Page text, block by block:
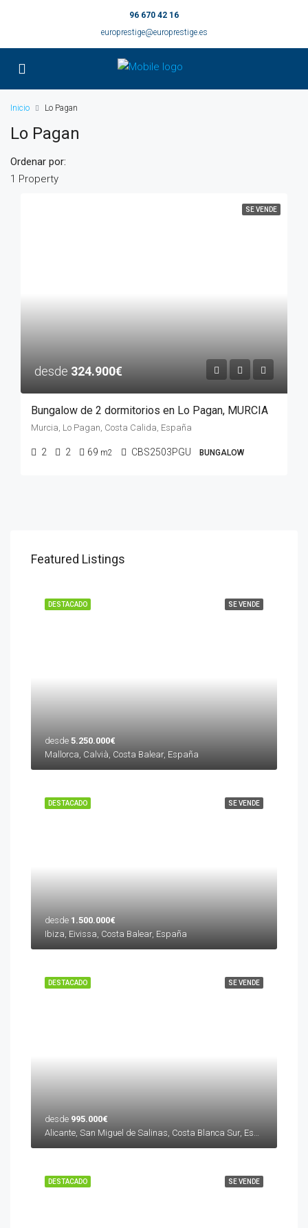
96 670 42 16
europrestige@europrestige.es
Inicio Lo Pagan
Lo Pagan
1 Property
Ordenar por:
SE VENDE
desde 324.900€
Bungalow de 2 dormitorios en Lo Pagan, MURCIA
Murcia, Lo Pagan, Costa Calida, España
2 2 69 m2 CBS2503PGU BUNGALOW
Featured Listings
SE VENDE
DESTACADO
desde 5.250.000€
Mallorca, Calvià, Costa Balear, España
SE VENDE
DESTACADO
desde 1.500.000€
Ibiza, Eivissa, Costa Balear, España
SE VENDE
DESTACADO
desde 995.000€
SE VENDE
DESTACADO